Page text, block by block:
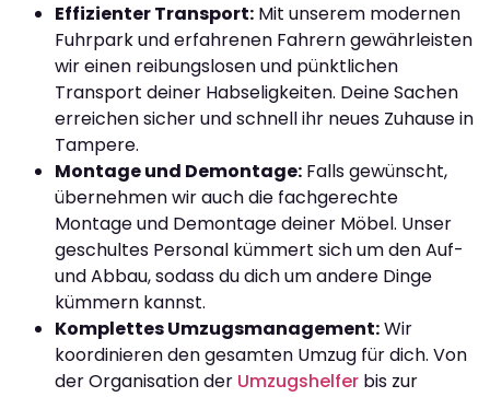
Effizienter Transport: Mit unserem modernen
Fuhrpark und erfahrenen Fahrern gewährleisten
wir einen reibungslosen und pünktlichen
Transport deiner Habseligkeiten. Deine Sachen
erreichen sicher und schnell ihr neues Zuhause in
Tampere.
Montage und Demontage: Falls gewünscht,
übernehmen wir auch die fachgerechte
Montage und Demontage deiner Möbel. Unser
geschultes Personal kümmert sich um den Auf-
und Abbau, sodass du dich um andere Dinge
kümmern kannst.
Komplettes Umzugsmanagement:Wir
koordinieren den gesamten Umzug für dich. Von
der Organisation der Umzugshelfer bis zur